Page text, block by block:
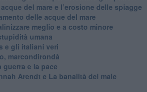
del mare e l’erosione delle spiagge
delle acque del mare
meglio e a costo minore
umana
e gli italiani veri
marcondirondà
guerra e la pace
Arendt e La banalità del male